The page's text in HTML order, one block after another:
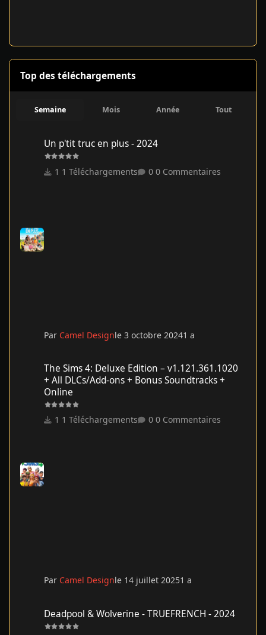
Top des téléchargements
Semaine Mois Année Tout
Un p'tit truc en plus - 2024
1 Téléchargements 0 Commentaires
Par Camel Designle 3 octobre 20241 a
The Sims 4: Deluxe Edition – v1.121.361.1020
+ All DLCs/Add-ons + Bonus Soundtracks +
Online
1 Téléchargements 0 Commentaires
Par Camel Designle 14 juillet 20251 a
Deadpool & Wolverine - TRUEFRENCH - 2024